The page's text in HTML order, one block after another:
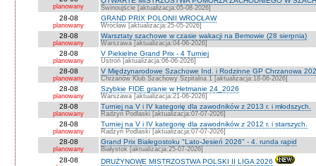
planowany Świnoujście [aktualizacja:05-08-2026]
28-08
planowany
GRAND PRIX POLONII WROCŁAW
Wrocław [aktualizacja:25-05-2026]
28-08
planowany
Warsztaty szachowe w czasie wakacji na Bemowie (28 sierpnia)
Warszawa [aktualizacja:04-06-2026]
28-08
planowany
V Piekielne Grand Prix - 4 Turniej
Ustroń [aktualizacja:06-06-2026]
28-08
planowany
V Międzynarodowe Szachowe Ind. i Rodzinne GP Chrzanowa
Chrzanów Klub Szachowy Szpitalna 1 [aktualizacja:18-06-2026]
28-08
planowany
Szybkie FIDE granie w Hetmanie 24_2026
Warszawa [aktualizacja:21-06-2026]
28-08
planowany
Turniej na V i IV kategorię dla zawodników z 2013 r. i młodszych.
Radzyń Podlaski [aktualizacja:07-07-2026]
28-08
planowany
Turniej na V i IV kategorię dla zawodników z 2012 r. i starszych.
Radzyń Podlaski [aktualizacja:07-07-2026]
28-08
planowany
Grand Prix Białegostoku "Lato-Jesień 2026" - 4. runda rapid
Białystok [aktualizacja:25-07-2026]
28-08 DRUŻYNOWE MISTRZOSTWA POLSKI II LIGA 2026